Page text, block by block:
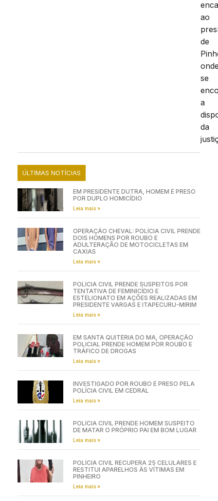
ao
de
se
a
da
ÚLTIMAS NOTÍCIAS
EM PRESIDENTE DUTRA, HOMEM É PRESO
POR DUPLO HOMICÍDIO
Leia mais »
OPERAÇÃO CHEVAL: POLÍCIA CIVIL PRENDE
DOIS HOMENS POR ROUBO E
ADULTERAÇÃO DE MOTOCICLETAS EM
CAXIAS
Leia mais »
POLÍCIA CIVIL PRENDE SUSPEITOS POR
TENTATIVA DE FEMINICÍDIO E
ESTELIONATO EM AÇÕES REALIZADAS EM
PRESIDENTE VARGAS E ITAPECURU-MIRIM
Leia mais »
EM SANTA QUITÉRIA DO MA, OPERAÇÃO
POLICIAL PRENDE HOMEM POR ROUBO E
TRÁFICO DE DROGAS
Leia mais »
INVESTIGADO POR ROUBO É PRESO PELA
POLÍCIA CIVIL EM CEDRAL
Leia mais »
POLÍCIA CIVIL PRENDE HOMEM SUSPEITO
DE MATAR O PRÓPRIO PAI EM BOM LUGAR
Leia mais »
POLÍCIA CIVIL RECUPERA 25 CELULARES E
RESTITUI APARELHOS ÀS VÍTIMAS EM
PINHEIRO
Leia mais »